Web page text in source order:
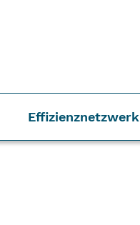
Effizienznetzwerk